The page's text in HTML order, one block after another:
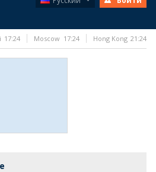
17:24 Moscow 17:24 Hong Kong 21:24